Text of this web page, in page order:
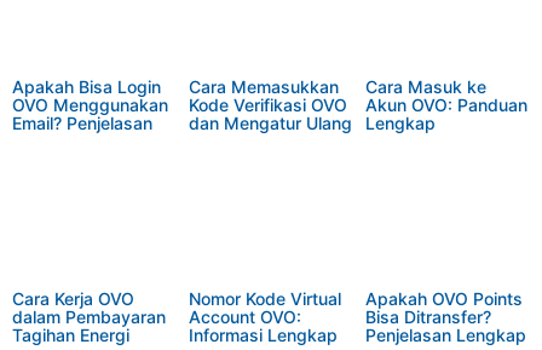
Apakah Bisa Login
OVO Menggunakan
Email? Penjelasan
Cara Memasukkan
Kode Verifikasi OVO
dan Mengatur Ulang
Cara Masuk ke
Akun OVO: Panduan
Lengkap
Cara Kerja OVO
dalam Pembayaran
Tagihan Energi
Nomor Kode Virtual
Account OVO:
Informasi Lengkap
Apakah OVO Points
Bisa Ditransfer?
Penjelasan Lengkap